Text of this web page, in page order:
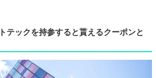
テックを持参すると貰えるクーポンと